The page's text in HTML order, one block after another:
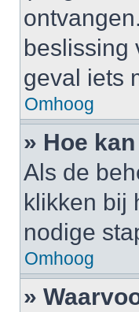
beslissing
geval iets
Omhoog
» Hoe
Als de
klikken bij
nodige
Omhoog
»